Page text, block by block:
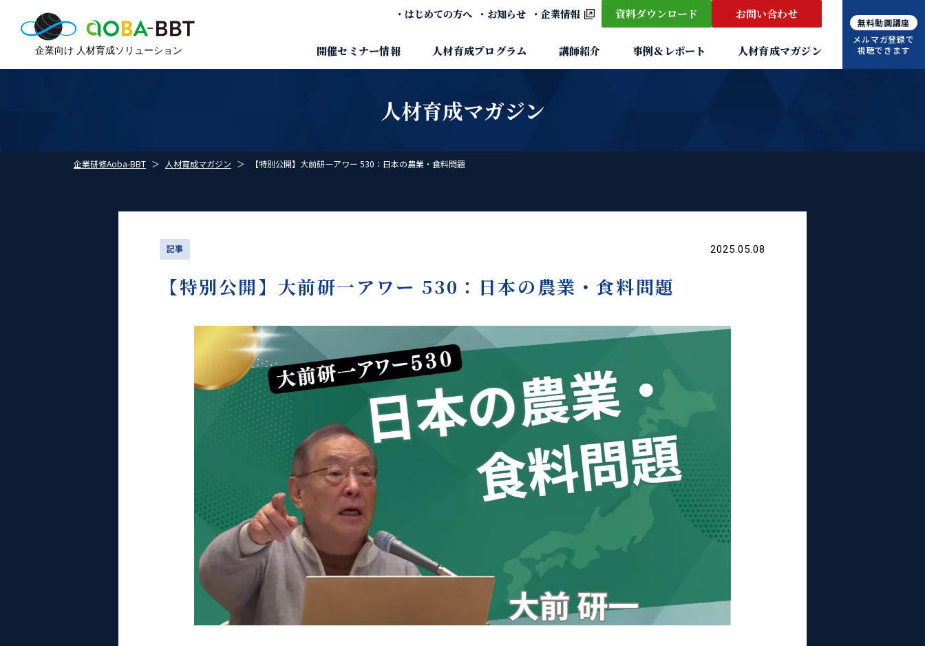
開催セミナー情報 人材育成プログラム 講師紹介 事例＆レポート 人材育成マガジン
はじめての方へ お知らせ 企業情報 資料ダウンロード お問い合わせ
無料動画講座
メルマガ登録で
視聴できます
人材育成マガジン
企業研修Aoba-BBT 人材育成マガジン 【特別公開】大前研一アワー 530：日本の農業・食料問題
記事 2025.05.08
【特別公開】大前研一アワー 530：日本の農業・食料問題